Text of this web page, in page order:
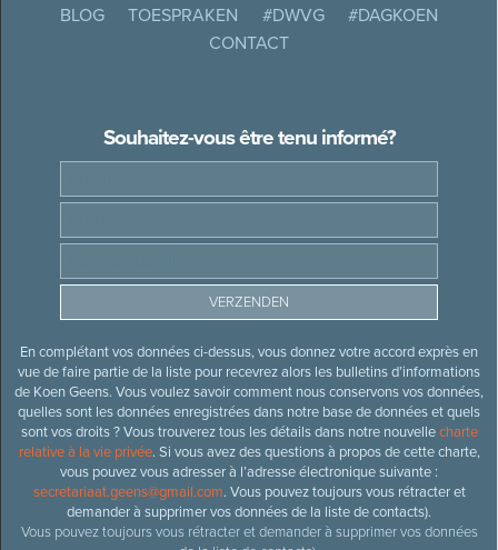
BLOG
TOESPRAKEN #DWVG
#DAGKOEN
CONTACT
Souhaitez-vous être tenu informé?
En complétant vos données ci-dessus, vous donnez votre accord exprès en
vue de faire partie de la liste pour recevrez alors les bulletins d’informations
de Koen Geens. Vous voulez savoir comment nous conservons vos données,
quelles sont les données enregistrées dans notre base de données et quels
sont vos droits ? Vous trouverez tous les détails dans notre nouvellecharte
relative à la vie privée. Si vous avez des questions à propos de cette charte,
vous pouvez vous adresser à l’adresse électronique suivante :
secretariaat.geens@gmail.com. Vous pouvez toujours vous rétracter et
demander à supprimer vos données de la liste de contacts).
Vous pouvez toujours vous rétracter et demander à supprimer vos données